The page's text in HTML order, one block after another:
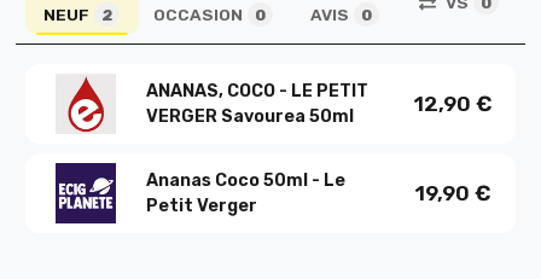
NEUF 2 OCCASION 0 AVIS 0
ANANAS, COCO - LE PETIT
VERGER Savourea 50ml
12,90 €
Ananas Coco 50ml - Le
Petit Verger
19,90 €